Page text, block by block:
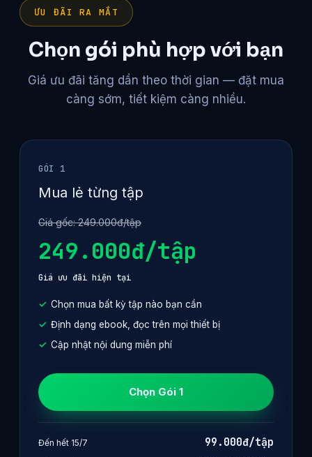
ƯU ĐÃI RA MẮT
Chọn gói phù hợp với bạn
Giá ưu đãi tăng dần theo thời gian — đặt mua
càng sớm, tiết kiệm càng nhiều.
GÓI 1
Mua lẻ từng tập
Giá gốc: 249.000đ/tập
249.000đ/tập
Giá ưu đãi hiện tại
Chọn mua bất kỳ tập nào bạn cần
Định dạng ebook, đọc trên mọi thiết bị
Cập nhật nội dung miễn phí
Chọn Gói 1
Đến hết 15/7 99.000đ/tập